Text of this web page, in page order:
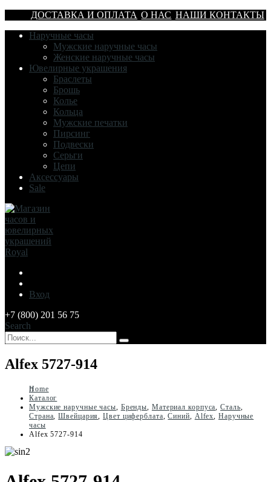
ДОСТАВКА И ОПЛАТА О НАС НАШИ КОНТАКТЫ
Наручные часы
Мужские наручные часы
Женские наручные часы
Ювелирные украшения
Браслеты
Брошь
Колье
Кольца
Мужские печатки
Пирсинг
Подвески
Серьги
Цепи
Аксессуары
Sale
Вход
+7 (800) 201 56 75
Search
Alfex 5727-914
Home
Каталог
Мужские наручные часы, Бренды, Материал корпуса,Сталь,
Страна,Швейцария,Цвет циферблата,Синий, Alfex,Наручные
часы
Alfex 5727-914